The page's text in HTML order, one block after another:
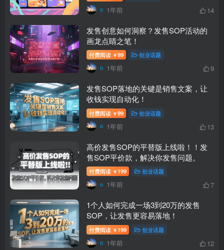
1年前 14
发售创意如何洞察？发售SOP活动的
画龙点睛之笔！
付费阅读 ￥99 创业话题
1年前 9
发售SOP落地的关键是销售文案，让
收钱实现自动化！
付费阅读 ￥99 创业话题
1年前 13
高价发售SOP的平替版上线啦！！发
售SOP平价款，解决你发售问题。
付费阅读 ￥ 199 创业话题
1年前 7
1个人如何完成一场3到20万的发售
SOP，让发售更容易落地！
付费阅读 ￥ 199 创业话题
1年前 12